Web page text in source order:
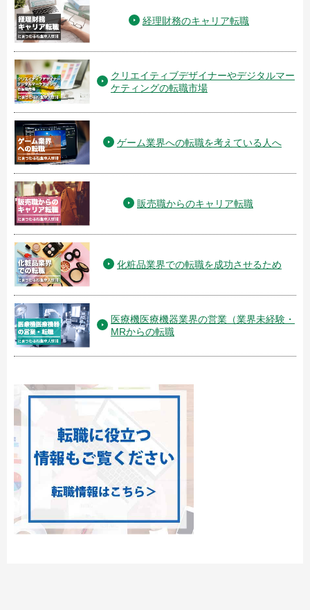
経理財務のキャリア転職
クリエイティブデザイナーやデジタルマー
ケティングの転職市場
ゲーム業界への転職を考えている人へ
販売職からのキャリア転職
化粧品業界での転職を成功させるため
医療機医療機器業界の営業（業界未経験・
MRからの転職